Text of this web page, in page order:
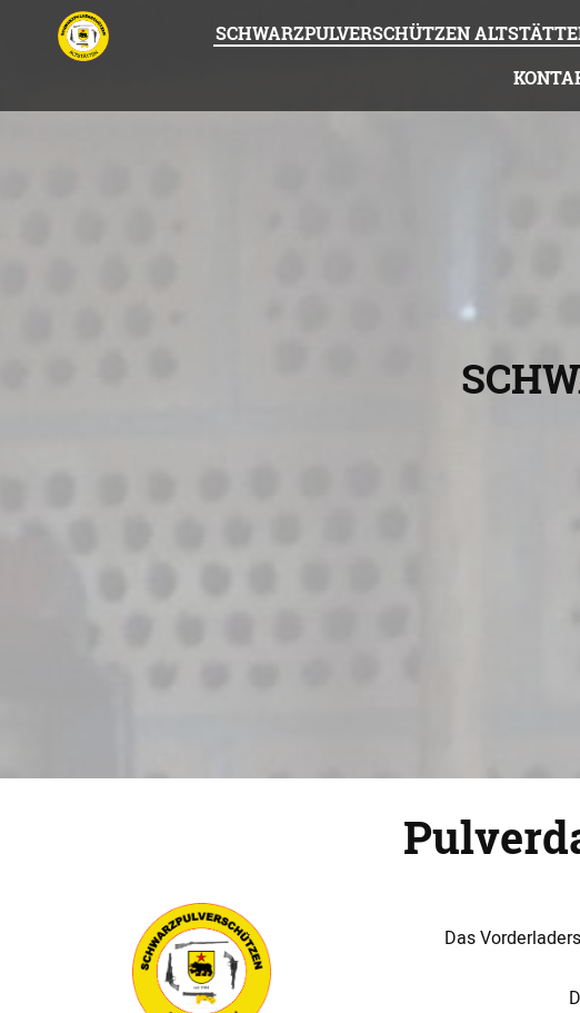
SCHWARZPULVERSCHÜTZEN
Das